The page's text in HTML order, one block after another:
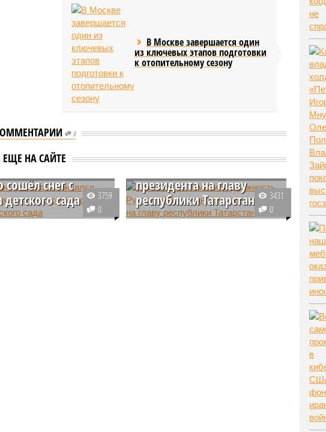
В Москве завершается один
из ключевых этапов подготовки
к отопительному сезону
0
ЕЩЕ НА САЙТЕ
ребёнок
после того, как
сошёл снег с
сада
мальчик погиб в
3759
0
В Госсовете изменили
должность Рустама
президента на главу
республики Татарстан
Должность Рустама
3431
0